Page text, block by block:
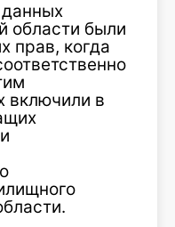
области были
прав, когда
включили в